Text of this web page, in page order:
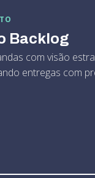
Backlog
com visão
entregas com